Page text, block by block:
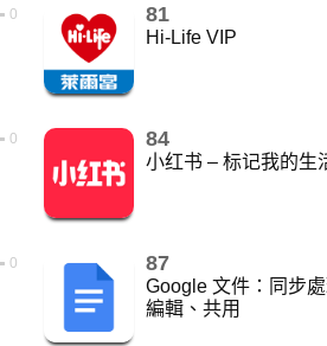
0 81
Hi-Life VIP
0 84
小红书 – 标记我的生
0 87
Google 文件：同步處
編輯、共用